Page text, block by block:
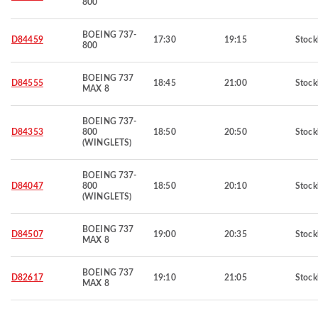
800
D84459
BOEING 737-
800
17:30 19:15
D84555
BOEING 737
MAX 8
18:45 21:00
D84353
BOEING 737-
800
(WINGLETS)
18:50 20:50
D84047
BOEING 737-
800
(WINGLETS)
18:50 20:10
D84507
BOEING 737
MAX 8
19:00 20:35
D82617
BOEING 737
MAX 8
19:10 21:05